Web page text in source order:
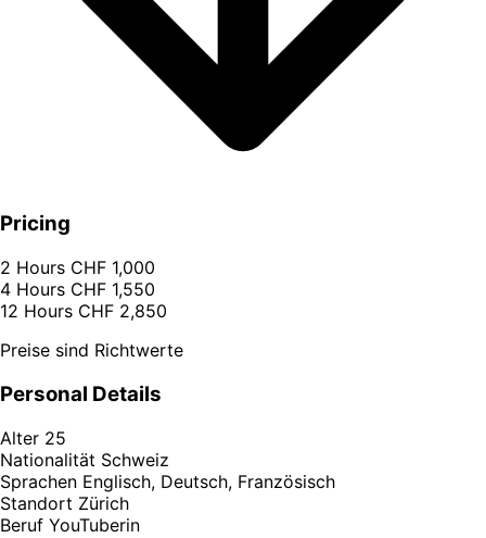
Pricing
2 Hours CHF 1,000
4 Hours CHF 1,550
12 Hours CHF 2,850
Preise sind Richtwerte
Personal Details
Alter 25
Nationalität Schweiz
Sprachen Englisch, Deutsch, Französisch
Standort Zürich
Beruf YouTuberin